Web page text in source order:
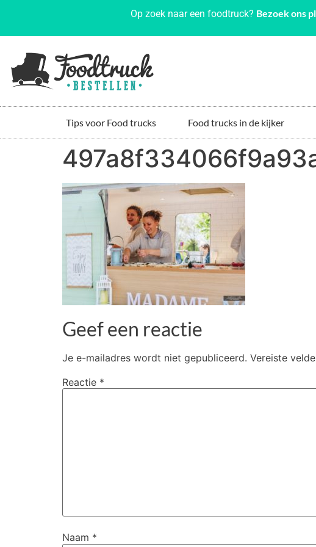
Op zoek naar een foodtruck? Bezoek ons
Tips voor Food trucks Food trucks in de kijker
Geef een reactie
Je e-mailadres wordt niet gepubliceerd. Vereiste
Reactie *
Naam *